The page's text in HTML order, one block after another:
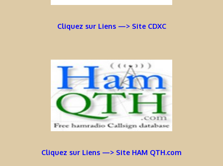
Cliquez sur Liens —> Site CDXC
Cliquez sur Liens —> Site HAM QTH.com